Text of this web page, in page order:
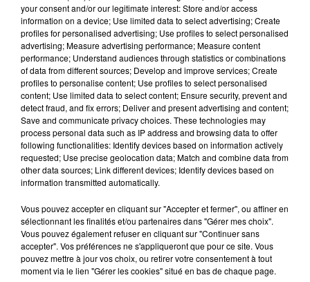
Hip-Hop News
5 août 2026
Après le film, bientôt une docu-série sur
le père de Michael Jackson
4 août 2026
Josh Levi dévoile « Swerve »
your consent and/or our legitimate interest: Store and/or access
information on a device; Use limited data to select advertising; Create
profiles for personalised advertising; Use profiles to select personalised
advertising; Measure advertising performance; Measure content
performance; Understand audiences through statistics or combinations
of data from different sources; Develop and improve services; Create
profiles to personalise content; Use profiles to select personalised
content; Use limited data to select content; Ensure security, prevent and
detect fraud, and fix errors; Deliver and present advertising and content;
Save and communicate privacy choices. These technologies may
process personal data such as IP address and browsing data to offer
following functionalities: Identify devices based on information actively
requested; Use precise geolocation data; Match and combine data from
other data sources; Link different devices; Identify devices based on
information transmitted automatically.
Vous pouvez accepter en cliquant sur "Accepter et fermer", ou affiner en
sélectionnant les finalités et/ou partenaires dans "Gérer mes choix".
Vous pouvez également refuser en cliquant sur "Continuer sans
accepter". Vos préférences ne s'appliqueront que pour ce site. Vous
pouvez mettre à jour vos choix, ou retirer votre consentement à tout
moment via le lien "Gérer les cookies" situé en bas de chaque page.